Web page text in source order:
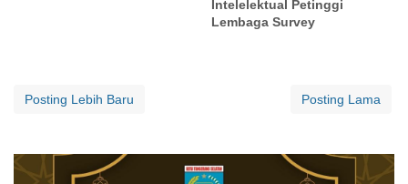
Intelelektual Petinggi
Lembaga Survey
Posting Lebih Baru Posting Lama